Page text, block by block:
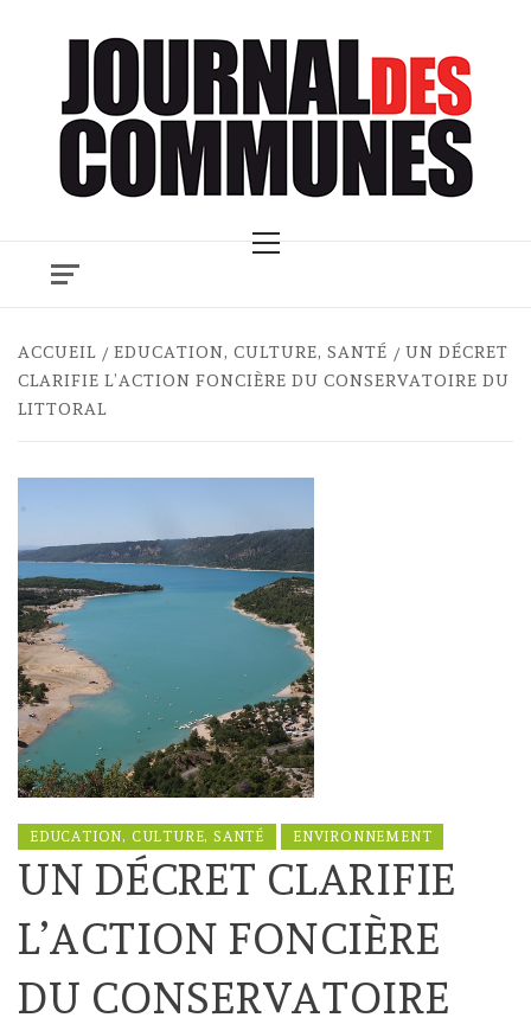
Menu
ACCUEIL EDUCATION, CULTURE, SANTÉ
UN DÉCRET
CLARIFIE L’ACTION FONCIÈRE DU CONSERVATOIRE DU
LITTORAL
EDUCATION, CULTURE, SANTÉ ENVIRONNEMENT
UN DÉCRET CLARIFIE
L’ACTION FONCIÈRE
DU CONSERVATOIRE